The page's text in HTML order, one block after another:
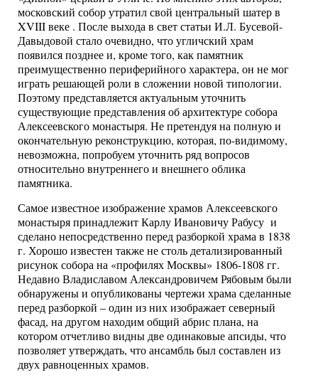
московский собор утратил свой центральный шатер в
XVIII веке . После выхода в свет статьи И.Л. Бусевой-
Давыдовой стало очевидно, что угличский храм
появился позднее и, кроме того, как памятник
преимущественно периферийного характера, он не мог
играть решающей роли в сложении новой типологии.
Поэтому представляется актуальным уточнить
существующие представления об архитектуре собора
Алексеевского монастыря. Не претендуя на полную и
окончательную реконструкцию, которая, по-видимому,
невозможна, попробуем уточнить ряд вопросов
относительно внутреннего и внешнего облика
памятника.
Самое известное изображение храмов Алексеевского
монастыря принадлежит Карлу Ивановичу Рабусу и
сделано непосредственно перед разборкой храма в 1838
г. Хорошо известен также не столь детализированный
рисунок собора на «профилях Москвы» 1806-1808 гг.
Недавно Владиславом Александровичем Рябовым были
обнаружены и опубликованы чертежи храма сделанные
перед разборкой – один из них изображает северный
фасад, на другом находим общий абрис плана, на
котором отчетливо видны две одинаковые апсиды, что
позволяет утверждать, что ансамбль был составлен из
двух равноценных храмов.